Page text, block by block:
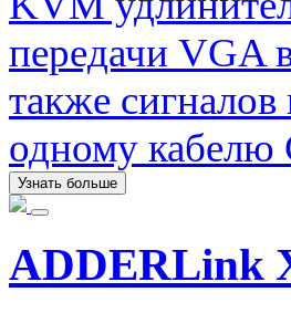
передачи VGA
также
одному кабелю
Узнать больше
ADDERLink